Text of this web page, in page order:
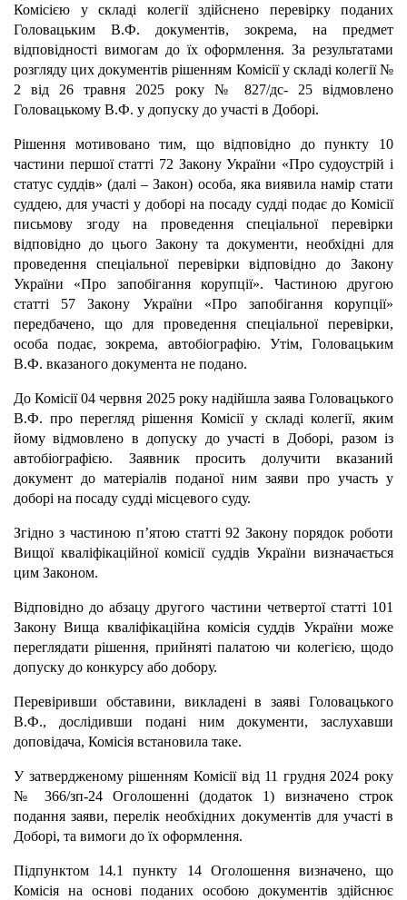
Комісією у складі колегії здійснено перевірку поданих
Головацьким В.Ф. документів, зокрема, на предмет
відповідності вимогам до їх оформлення. За результатами
розгляду цих документів рішенням Комісії у складі колегії №
2 від 26 травня 2025 року № 827/дс- 25 відмовлено
Головацькому В.Ф. у допуску до участі в Доборі.
Рішення мотивовано тим, що відповідно до пункту 10
частини першої статті 72 Закону України «Про судоустрій і
статус суддів» (далі – Закон) особа, яка виявила намір стати
суддею, для участі у доборі на посаду судді подає до Комісії
письмову згоду на проведення спеціальної перевірки
відповідно до цього Закону та документи, необхідні для
проведення спеціальної перевірки відповідно до Закону
України «Про запобігання корупції». Частиною другою
статті 57 Закону України «Про запобігання корупції»
передбачено, що для проведення спеціальної перевірки,
особа подає, зокрема, автобіографію. Утім, Головацьким
В.Ф. вказаного документа не подано.
До Комісії 04 червня 2025 року надійшла заява Головацького
В.Ф. про перегляд рішення Комісії у складі колегії, яким
йому відмовлено в допуску до участі в Доборі, разом із
автобіографією. Заявник просить долучити вказаний
документ до матеріалів поданої ним заяви про участь у
доборі на посаду судді місцевого суду.
Згідно з частиною п’ятою статті 92 Закону порядок роботи
Вищої кваліфікаційної комісії суддів України визначається
цим Законом.
Відповідно до абзацу другого частини четвертої статті 101
Закону Вища кваліфікаційна комісія суддів України може
переглядати рішення, прийняті палатою чи колегією, щодо
допуску до конкурсу або добору.
Перевіривши обставини, викладені в заяві Головацького
В.Ф., дослідивши подані ним документи, заслухавши
доповідача, Комісія встановила таке.
У затвердженому рішенням Комісії від 11 грудня 2024 року
№ 366/зп-24 Оголошенні (додаток 1) визначено строк
подання заяви, перелік необхідних документів для участі в
Доборі, та вимоги до їх оформлення.
Підпунктом 14.1 пункту 14 Оголошення визначено, що
Комісія на основі поданих особою документів здійснює